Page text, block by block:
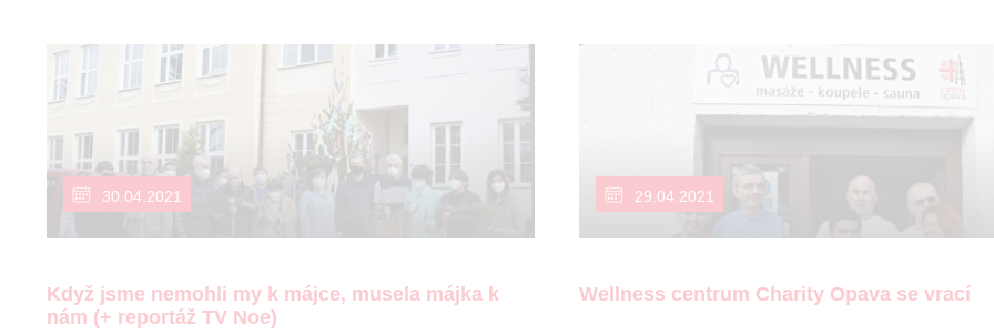
30.04.2021
Když jsme nemohli my k májce, musela májka k
nám (+ reportáž TV Noe)
29.04.2021
Wellness centrum Charity Opava se vrací